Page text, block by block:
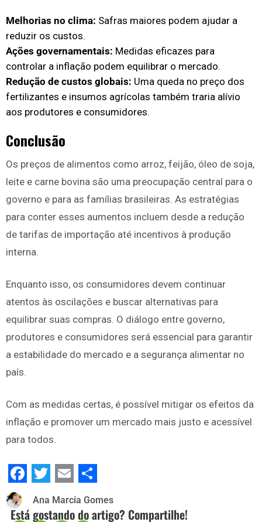
Melhorias no clima: Safras maiores podem ajudar a
reduzir os custos.
Ações governamentais: Medidas eficazes para
controlar a inflação podem equilibrar o mercado.
Redução de custos globais: Uma queda no preço dos
fertilizantes e insumos agrícolas também traria alívio
aos produtores e consumidores.
Conclusão
Os preços de alimentos como arroz, feijão, óleo de soja,
leite e carne bovina são uma preocupação central para o
governo e para as famílias brasileiras. As estratégias
para conter esses aumentos incluem desde a redução
de tarifas de importação até incentivos à produção
interna.
Enquanto isso, os consumidores devem continuar
atentos às oscilações e buscar alternativas para
equilibrar suas compras. O diálogo entre governo,
produtores e consumidores será essencial para garantir
a estabilidade do mercado e a segurança alimentar no
país.
Com as medidas certas, é possível mitigar os efeitos da
inflação e promover um mercado mais justo e acessível
para todos.
Facebook
Twitter
Email
Share
Ana Marcia Gomes
Está gostando do artigo? Compartilhe!